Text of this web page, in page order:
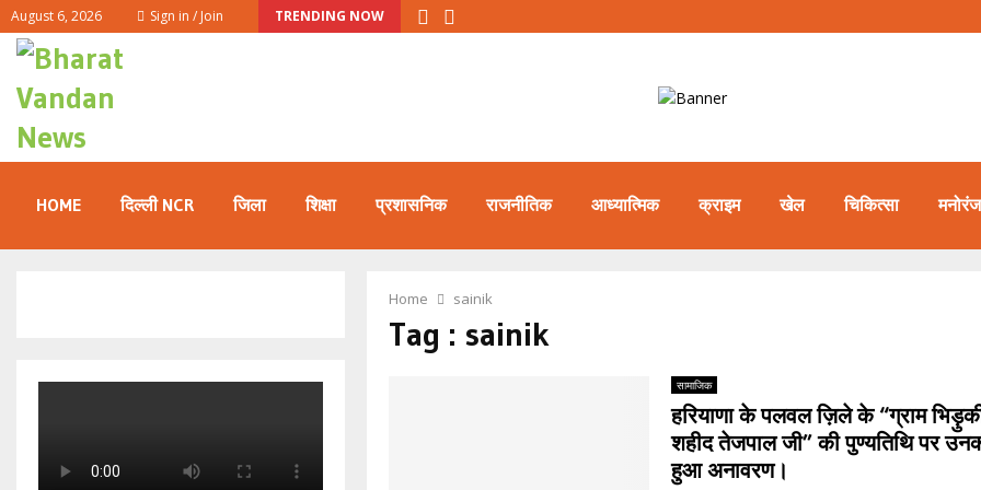
August 6, 2026 Sign in / Join TRENDING NOW
HOME दिल्ली NCR जिला शिक्षा प्रशासनिक राजनीतिक आध्यात्मिक क्राइम खेल चिकित्सा
Home sainik
Tag : sainik
सामाजिक
हरियाणा के पलवल ज़िले के “ग्राम
शहीद तेजपाल जी” की पुण्यतिथि पर
हुआ अनावरण।